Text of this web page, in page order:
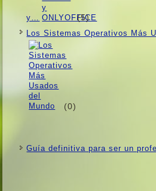
y… (5)
Los Sistemas Operativos Más
(0)
Guí­a definitiva para ser un